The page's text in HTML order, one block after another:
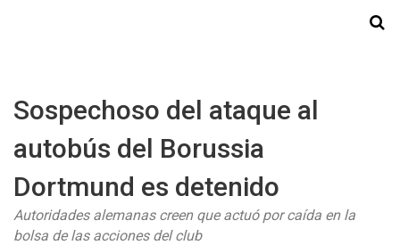
Sospechoso del ataque al
autobús del Borussia
Dortmund es detenido
Autoridades alemanas creen que actuó por caída en la
bolsa de las acciones del club